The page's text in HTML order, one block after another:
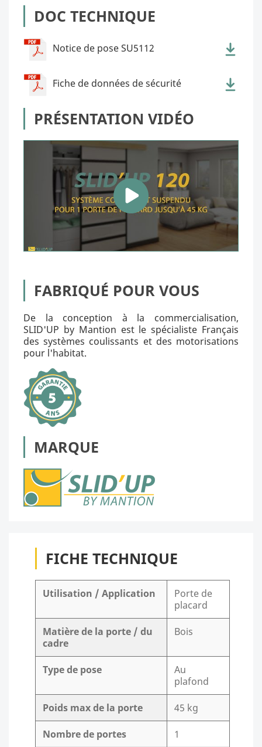
DOC TECHNIQUE
Notice de pose SU5112
Fiche de données de sécurité
PRÉSENTATION VIDÉO
FABRIQUÉ POUR VOUS
De la conception à la commercialisation,
SLID'UP by Mantion est le spécialiste Français
des systèmes coulissants et des motorisations
pour l'habitat.
MARQUE
FICHE TECHNIQUE
Utilisation / Application
Porte de
placard
Matière de la porte / du
cadre
Bois
Type de pose
Au
plafond
Poids max de la porte 45 kg
Nombre de portes 1